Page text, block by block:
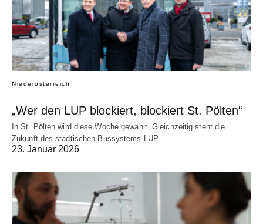
Niederösterreich
„Wer den LUP blockiert, blockiert St. Pölten“
In St. Pölten wird diese Woche gewählt. Gleichzeitig steht die
Zukunft des städtischen Bussystems LUP…
23. Januar 2026